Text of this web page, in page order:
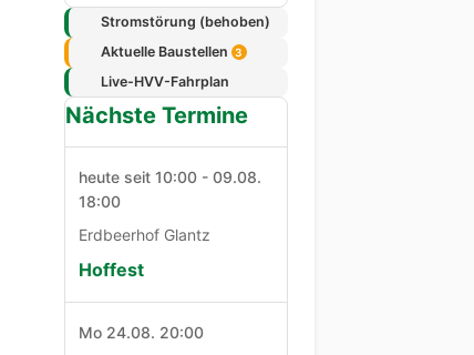
Stromstörung (behoben)
Aktuelle Baustellen
3
Live-HVV-Fahrplan
Nächste Termine
heute seit 10:00 - 09.08.
18:00
Erdbeerhof Glantz
Hoffest
Mo 24.08. 20:00